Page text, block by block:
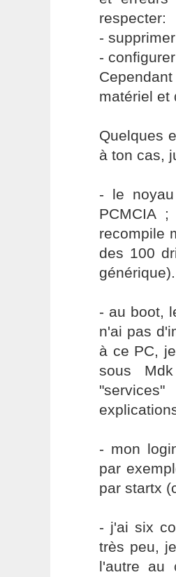
respecter:
-
-
matériel et
Quelques
à ton cas,
- le
PCMCIA
recompile
des 100
générique).
- au boot,
n'ai pas
à ce PC,
sous
- mon
par
par startx
- j'ai six
très peu,
l'autre au